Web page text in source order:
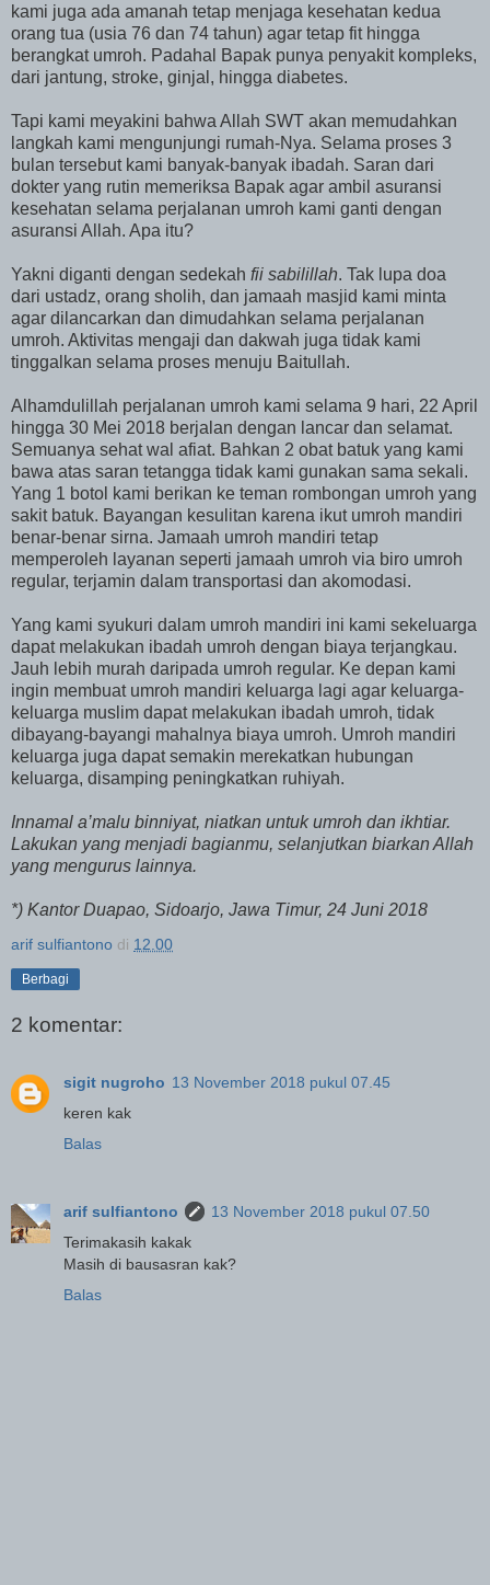
kami juga ada amanah tetap menjaga kesehatan kedua
orang tua (usia 76 dan 74 tahun) agar tetap fit hingga
berangkat umroh. Padahal Bapak punya penyakit kompleks,
dari jantung, stroke, ginjal, hingga diabetes.
Tapi kami meyakini bahwa Allah SWT akan memudahkan
langkah kami mengunjungi rumah-Nya. Selama proses 3
bulan tersebut kami banyak-banyak ibadah. Saran dari
dokter yang rutin memeriksa Bapak agar ambil asuransi
kesehatan selama perjalanan umroh kami ganti dengan
asuransi Allah. Apa itu?
Yakni diganti dengan sedekah fii sabilillah. Tak lupa doa
dari ustadz, orang sholih, dan jamaah masjid kami minta
agar dilancarkan dan dimudahkan selama perjalanan
umroh. Aktivitas mengaji dan dakwah juga tidak kami
tinggalkan selama proses menuju Baitullah.
Alhamdulillah perjalanan umroh kami selama 9 hari, 22 April
hingga 30 Mei 2018 berjalan dengan lancar dan selamat.
Semuanya sehat wal afiat. Bahkan 2 obat batuk yang kami
bawa atas saran tetangga tidak kami gunakan sama sekali.
Yang 1 botol kami berikan ke teman rombongan umroh yang
sakit batuk. Bayangan kesulitan karena ikut umroh mandiri
benar-benar sirna. Jamaah umroh mandiri tetap
memperoleh layanan seperti jamaah umroh via biro umroh
regular, terjamin dalam transportasi dan akomodasi.
Yang kami syukuri dalam umroh mandiri ini kami sekeluarga
dapat melakukan ibadah umroh dengan biaya terjangkau.
Jauh lebih murah daripada umroh regular. Ke depan kami
ingin membuat umroh mandiri keluarga lagi agar keluarga-
keluarga muslim dapat melakukan ibadah umroh, tidak
dibayang-bayangi mahalnya biaya umroh. Umroh mandiri
keluarga juga dapat semakin merekatkan hubungan
keluarga, disamping peningkatkan ruhiyah.
Innamal a’malu binniyat, niatkan untuk umroh dan ikhtiar.
Lakukan yang menjadi bagianmu, selanjutkan biarkan Allah
yang mengurus lainnya.
*) Kantor Duapao, Sidoarjo, Jawa Timur, 24 Juni 2018
arif sulfiantono di 12.00
Berbagi
2 komentar:
sigit nugroho 13 November 2018 pukul 07.45
keren kak
Balas
arif sulfiantono
13 November 2018 pukul 07.50
Terimakasih kakak
Masih di bausasran kak?
Balas